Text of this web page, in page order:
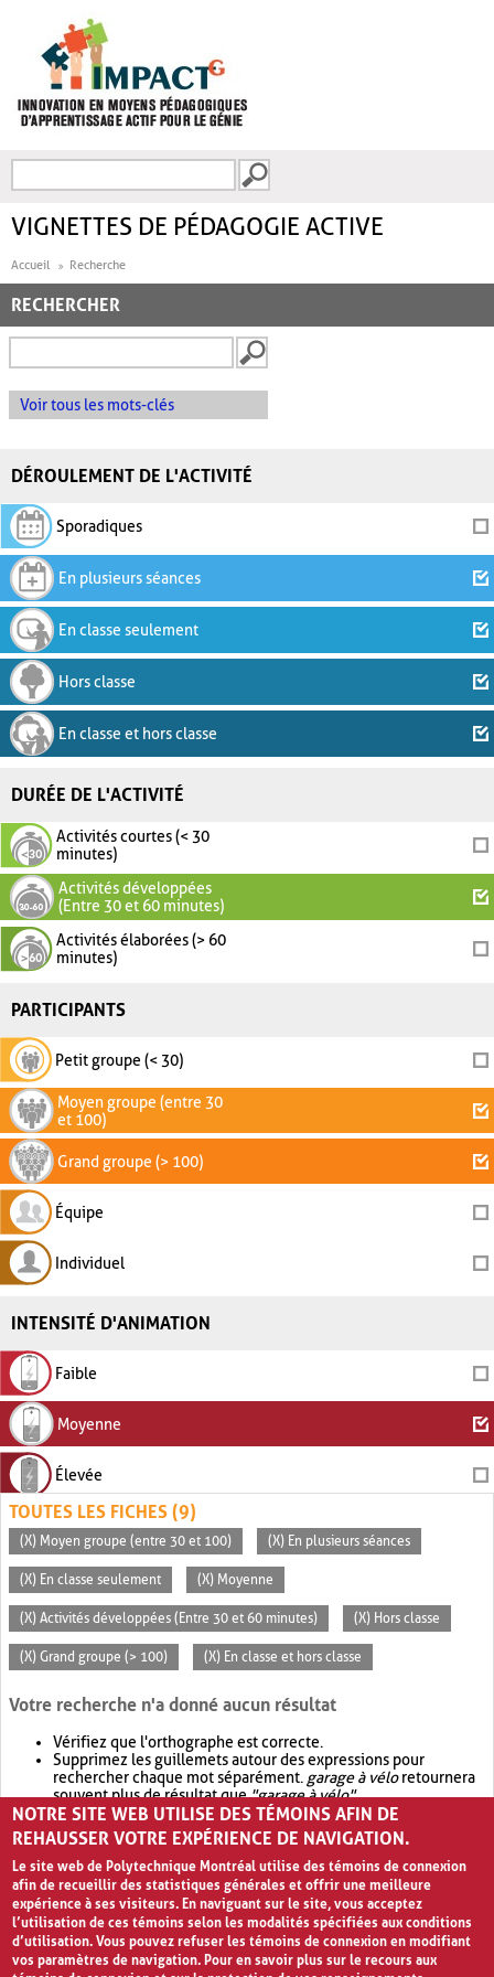
FORMULAIRE DE
VIGNETTES DE PÉDAGOGIE ACTIVE
Accueil Recherche
RECHERCHER
Voir tous les mots-clés
DÉROULEMENT DE L'ACTIVITÉ
Sporadiques
En plusieurs séances
En classe seulement
Hors classe
En classe et hors classe
DURÉE DE L'ACTIVITÉ
Activités courtes (< 30
minutes)
Activités développées
(Entre 30 et 60 minutes)
Activités élaborées (> 60
minutes)
PARTICIPANTS
Petit groupe (< 30)
Moyen groupe (entre 30
et 100)
Grand groupe (> 100)
Équipe
Individuel
INTENSITÉ D'ANIMATION
Faible
Moyenne
Élevée
TOUTES LES FICHES (9)
(X) Moyen groupe (entre 30 et 100) (X) En plusieurs séances
(X) En classe seulement (X) Moyenne
(X) Activités développées (Entre 30 et 60 minutes) (X) Hors classe
(X) Grand groupe (> 100) (X) En classe et hors classe
Votre recherche n'a donné aucun résultat
Vérifiez que l'orthographe est correcte.
Supprimez les guillemets autour des expressions pour
rechercher chaque mot séparément. garage à véloretournera
souvent plus de résultat que"garage à vélo".
Envisagez d'élargir votre recherche avec OR.garage OR vélo
retournera souvent plus de résultat quegarage à vélo
NOTRE SITE WEB UTILISE DES TÉMOINS AFIN DE
REHAUSSER VOTRE EXPÉRIENCE DE NAVIGATION.
Le site web de Polytechnique Montréal utilise des témoins de connexion
afin de recueillir des statistiques générales et offrir une meilleure
expérience à ses visiteurs. En naviguant sur le site, vous acceptez
l’utilisation de ces témoins selon les modalités spécifiées aux conditions
d’utilisation. Vous pouvez refuser les témoins de connexion en modifiant
vos paramètres de navigation. Pour en savoir plus sur le recours aux